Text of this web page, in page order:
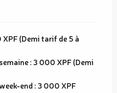
(Demi tarif de 5 à
: 3 000 XPF (Demi
end : 3 000 XPF